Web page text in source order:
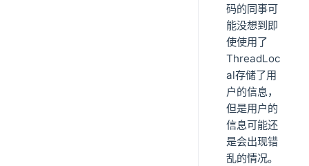
码的同事可
能没想到即
使使用了
ThreadLoc
al存储了用
户的信息，
但是用户的
信息可能还
是会出现错
乱的情况。